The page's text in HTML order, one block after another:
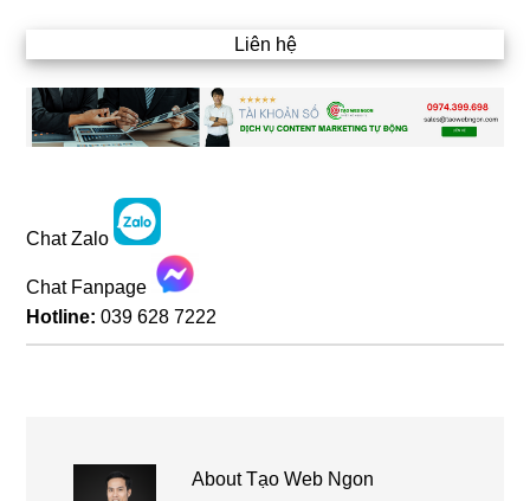
Liên hệ
Chat Zalo
Chat Fanpage
Hotline: 039 628 7222
AboutTạo Web Ngon